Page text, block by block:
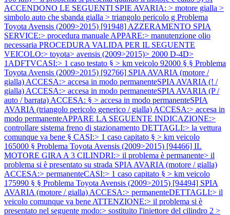
ACCENDONO LE SEGUENTI SPIE AVARIA: > motore gialla >
simbolo auto che sbanda gialla > triangolo pericolo g Problema
Toyota Avensis (2009>2015) [91948] AZZERAMENTO SPIA
SERVICE:> procedura manuale APPARE:> manutenzione olio
necessaria PROCEDURA VALIDA PER IL SEGUENTE
VEICOLO:> toyota> avensis (2009>2015)> 2000 D-4D>
1ADFTVCASI:> 1 caso testato § > km veicolo 92000 § § Problema
Toyota Avensis (2009>2015) [92766] SPIA AVARIA (motore /
gialla) ACCESA:> accesa in modo permanenteSPIA AVARIA (! /
gialla) ACCESA:> accesa in modo permanenteSPIA AVARIA (P /
auto / barrata) ACCESA: § > accesa in modo permanenteSPIA
AVARIA (triangolo pericolo generico / gialla) ACCESA:> accesa in
modo permanenteAPPARE LA SEGUENTE INDICAZIONE:>
controllare sistema freno di stazionamento DETTAGLI:> la vettura
comunque va bene § CASI:> 1 caso capitato § > km veicolo
165000 § Problema Toyota Avensis (2009>2015) [94466] IL
MOTORE GIRA A 3 CILINDRI:> il problema è permanente> il
problema si è presentato su strada SPIA AVARIA (motore / gialla)
ACCESA:> permanenteCASI:> 1 caso capitato § > km veicolo
175990 § § Problema Toyota Avensis (2009>2015) [94494] SPIA
AVARIA (motore / gialla) ACCESA:> permanenteDETTAGLI:> il
veicolo comunque va bene ATTENZIONE:> il problema si è
presentato nel seguente modo:> sostituito l'iniettore del cilindro 2 >